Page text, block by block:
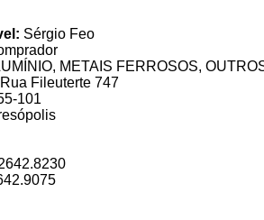
Sérgio Feo
METAIS FERROSOS,
Rua Fileuterte 747
101